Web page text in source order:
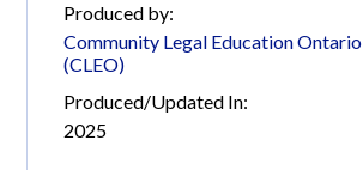
Produced by:
Community Legal Education Ontario
(CLEO)
Produced/Updated In:
2025